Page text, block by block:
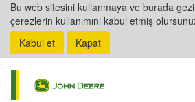
Bu web sitesini kullanmaya ve burada
çerezlerin kullanımını kabul etmiş
Kabul et
Kapat